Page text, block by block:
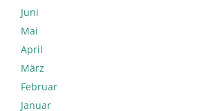
Juni
Mai
April
März
Februar
Januar